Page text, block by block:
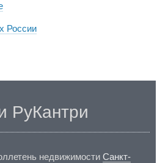
России
РуКантри
недвижимости Санкт-